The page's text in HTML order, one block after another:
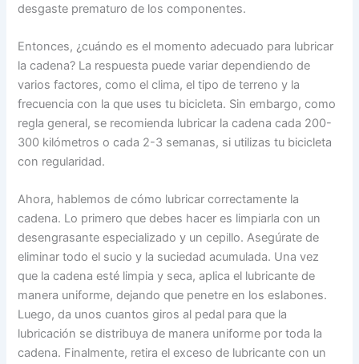
desgaste prematuro de los componentes.
Entonces, ¿cuándo es el momento adecuado para lubricar
la cadena? La respuesta puede variar dependiendo de
varios factores, como el clima, el tipo de terreno y la
frecuencia con la que uses tu bicicleta. Sin embargo, como
regla general, se recomienda lubricar la cadena cada 200-
300 kilómetros o cada 2-3 semanas, si utilizas tu bicicleta
con regularidad.
Ahora, hablemos de cómo lubricar correctamente la
cadena. Lo primero que debes hacer es limpiarla con un
desengrasante especializado y un cepillo. Asegúrate de
eliminar todo el sucio y la suciedad acumulada. Una vez
que la cadena esté limpia y seca, aplica el lubricante de
manera uniforme, dejando que penetre en los eslabones.
Luego, da unos cuantos giros al pedal para que la
lubricación se distribuya de manera uniforme por toda la
cadena. Finalmente, retira el exceso de lubricante con un